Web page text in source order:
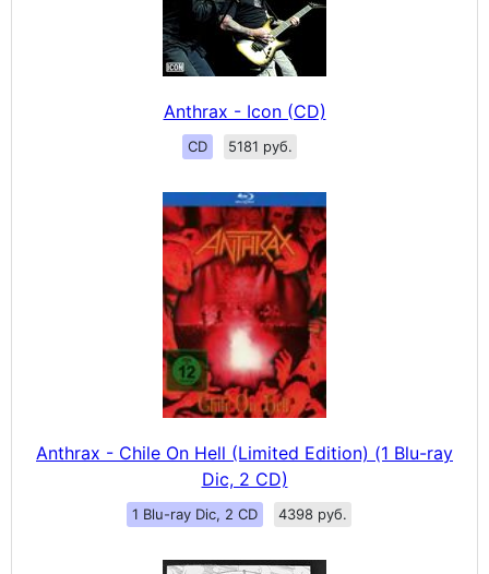
Anthrax - Icon (CD)
CD 5181 руб.
Anthrax - Chile On Hell (Limited Edition) (1 Blu-ray
Dic, 2 CD)
1 Blu-ray Dic, 2 CD 4398 руб.